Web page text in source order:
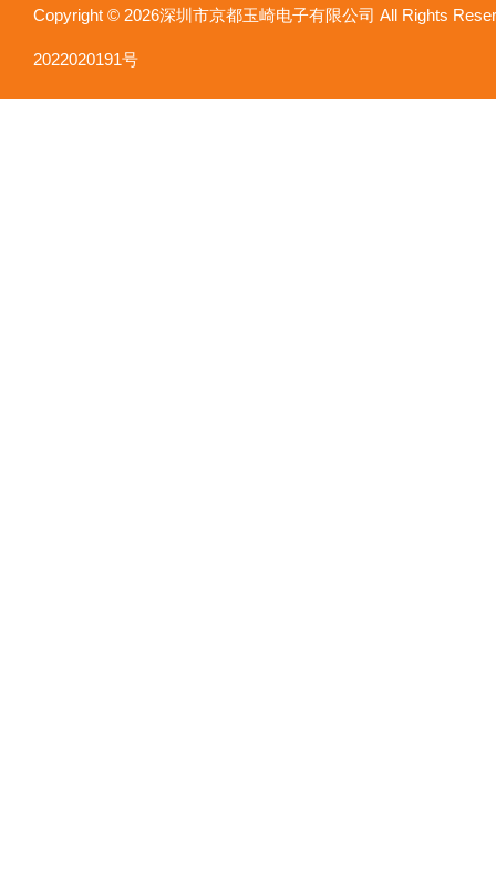
Copyright © 2026深圳市京都玉崎电子有限公司 All Rights
2022020191号